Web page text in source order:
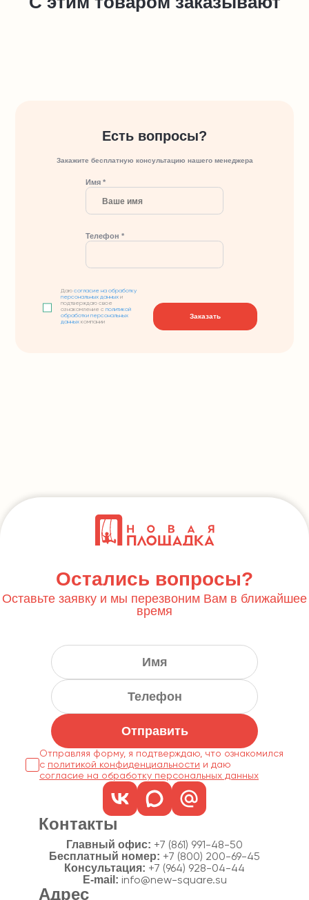
Есть вопросы?
Закажите бесплатную консультацию нашего менеджера
Имя *
Телефон *
Даюсогласие на обработку
персональных данных и
подтверждаю свое
ознакомление сполитикой
обработки персональных
данных компании
Заказать
Остались вопросы?
Оставьте заявку и мы перезвоним Вам в ближайшее
время
Отправить
Отправляя форму, я подтверждаю, что ознакомился
с политикой конфиденциальности
согласие на обработку персональных данных
Контакты
Главный офис: +7 (861) 991-48-50
Бесплатный номер: +7 (800) 200-69-45
Консультация: +7 (964) 928-04-44
E-mail: info@new-square.su
Адрес